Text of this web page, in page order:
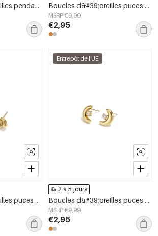
Boucles d&#39;oreilles pendantes en acier inoxydable en forme de cœur, collection Simple Daily Simple, bijoux pour femmes Boucles d&#39;oreilles puces en acier inoxydable, style croix, collection Daily Simple, bijoux pour femmes
MSRP €9,99
€2,95
Boucles d&#39;oreilles puces en acier inoxydable, forme irrégulière, collection Simple Daily Simple, bijoux pour femmes
Entrepôt de l'UE
2 à 5 jours
Boucles d&#39;oreilles puces en acier inoxydable Moon Simple Daily Simple Series Bijoux pour femmes
MSRP €9,99
€2,95